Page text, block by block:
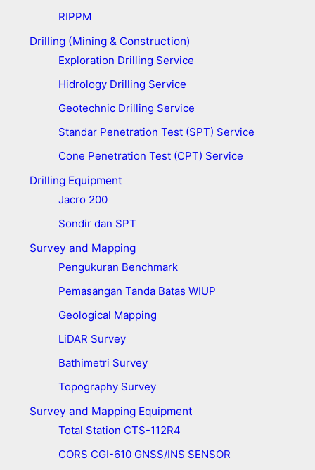
RIPPM
Drilling (Mining & Construction)
Exploration Drilling Service
Hidrology Drilling Service
Geotechnic Drilling Service
Standar Penetration Test (SPT) Service
Cone Penetration Test (CPT) Service
Drilling Equipment
Jacro 200
Sondir dan SPT
Survey and Mapping
Pengukuran Benchmark
Pemasangan Tanda Batas WIUP
Geological Mapping
LiDAR Survey
Bathimetri Survey
Topography Survey
Survey and Mapping Equipment
Total Station CTS-112R4
CORS CGI-610 GNSS/INS SENSOR